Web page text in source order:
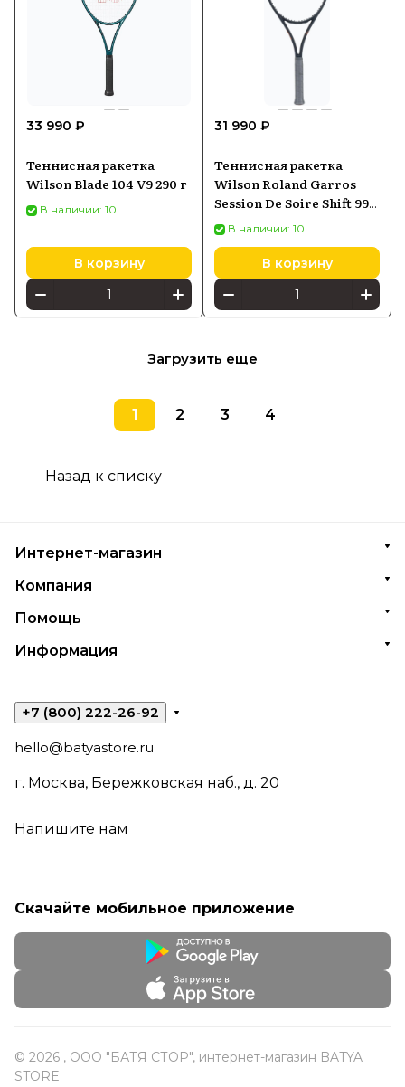
33 990 ₽
Теннисная ракетка
Wilson Blade 104 V9 290 г
В наличии: 10
В корзину
31 990 ₽
Теннисная ракетка
Wilson Roland Garros
Session De Soire Shift 99
V1 2025 Black
В наличии: 10
В корзину
Загрузить еще
1 2 3 4
Назад к списку
Интернет-магазин
Компания
Помощь
Информация
+7 (800) 222-26-92
hello@batyastore.ru
г. Москва, Бережковская наб., д. 20
Напишите нам
Скачайте мобильное приложение
© 2026 , ООО "БАТЯ СТОР", интернет-магазин BATYA
STORE